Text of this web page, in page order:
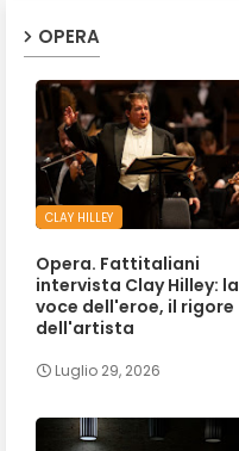
OPERA
CLAY HILLEY
Opera. Fattitaliani
intervista Clay Hilley: la
voce dell'eroe, il rigore
dell'artista
Luglio 29, 2026